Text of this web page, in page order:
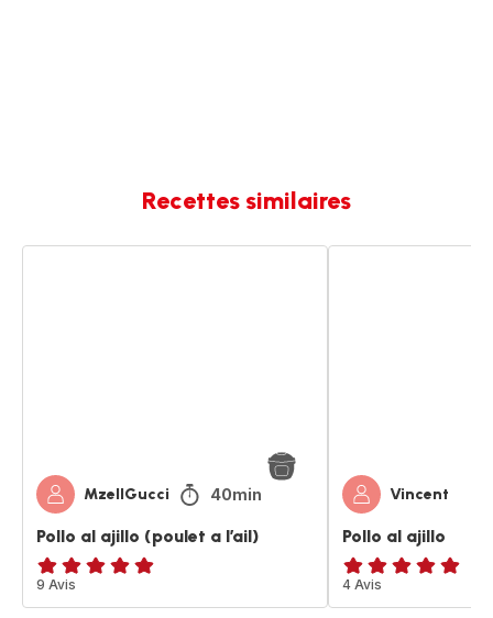
Recettes similaires
MzellGucci 40min
Pollo al ajillo (poulet a l’ail)
Avis
5
9 Avis
Vincent
Pollo al ajillo
Avis
5
4 Avis